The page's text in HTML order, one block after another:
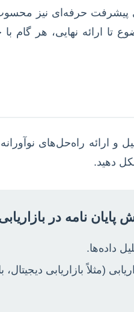
حرفه‌ای نیز محسوب
تا ارائه نهایی، هر
ارائه راه‌حل‌های
دهید.
پایان نامه در
داده‌ها.
(مثلاً بازاریابی دیجیتال،